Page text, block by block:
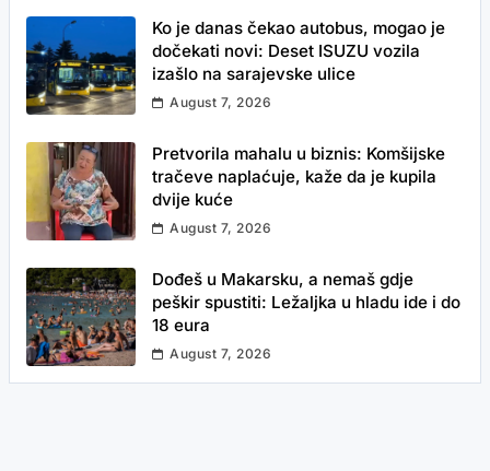
Ko je danas čekao autobus, mogao je
dočekati novi: Deset ISUZU vozila
izašlo na sarajevske ulice
August 7, 2026
Pretvorila mahalu u biznis: Komšijske
tračeve naplaćuje, kaže da je kupila
dvije kuće
August 7, 2026
Dođeš u Makarsku, a nemaš gdje
peškir spustiti: Ležaljka u hladu ide i do
18 eura
August 7, 2026